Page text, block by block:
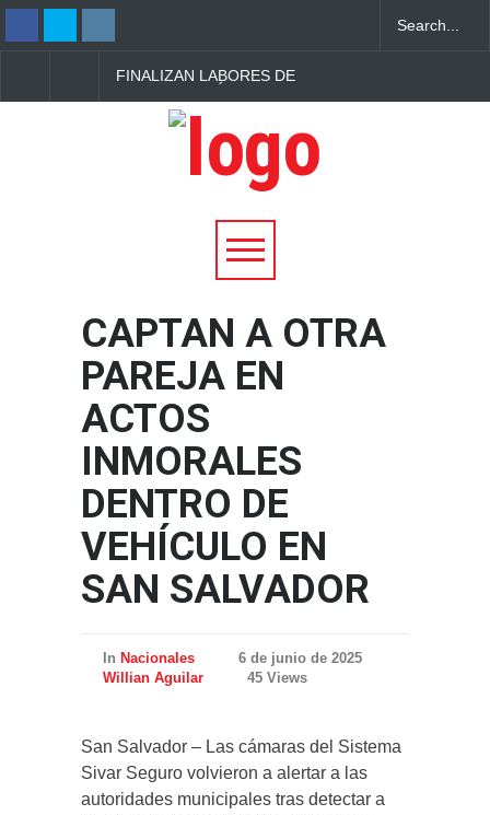
FINALIZAN LABORES DE
PERSONA QUE MURIÓ AL
CAER A UN POZO EN
DENTRO DE UNA
CAPTAN A OTRA
PAREJA EN
ACTOS
INMORALES
DENTRO DE
VEHÍCULO EN
SAN SALVADOR
In Nacionales
6 de junio de 2025
Willian Aguilar
45 Views
San Salvador – Las cámaras del Sistema
Sivar Seguro volvieron a alertar a las
autoridades municipales tras detectar a